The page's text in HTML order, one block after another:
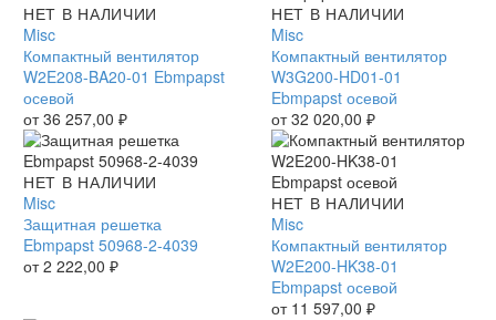
Компактный
вентилятор
W2E208-
BA20-
01
Ebmpapst
осевой
НЕТ В НАЛИЧИИ
Misc
Компактный вентилятор
W2E208-BA20-01 Ebmpapst
осевой
от36 257,00 ₽
Компактный
вентилятор
W3G200-
HD01-
01
Ebmpapst
осевой
НЕТ В НАЛИЧИИ
Misc
Компактный вентилятор
W3G200-HD01-01
Ebmpapst осевой
от32 020,00 ₽
Защитная
решетка
Ebmpapst
50968-
2-
НЕТ В НАЛИЧИИ
Misc
Защитная решетка
Ebmpapst 50968-2-4039
от2 222,00 ₽
Компактный
вентилятор
W2E200-
HK38-
01
Ebmpapst
НЕТ В НАЛИЧИИ
Misc
Компактный вентилятор
W2E200-HK38-01
Ebmpapst осевой
от 11 597,00 ₽